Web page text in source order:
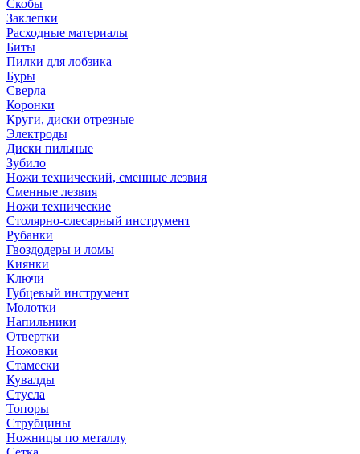
Скобы
Заклепки
Расходные материалы
Биты
Пилки для лобзика
Буры
Сверла
Коронки
Круги, диски отрезные
Электроды
Диски пильные
Зубило
Ножи технический, сменные лезвия
Сменные лезвия
Ножи технические
Столярно-слесарный инструмент
Рубанки
Гвоздодеры и ломы
Киянки
Ключи
Губцевый инструмент
Молотки
Напильники
Отвертки
Ножовки
Стамески
Кувалды
Стусла
Топоры
Струбцины
Ножницы по металлу